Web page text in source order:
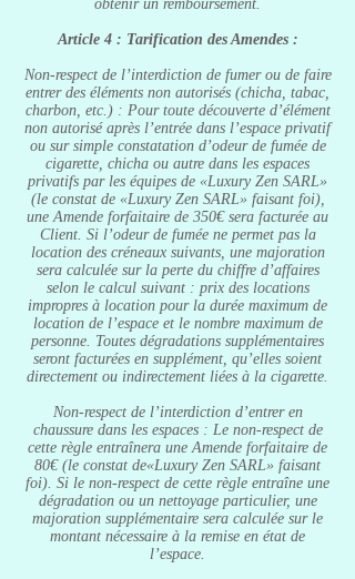
obtenir un remboursement.
Article 4 : Tarification des Amendes :
Non-respect de l’interdiction de fumer ou de faire
entrer des éléments non autorisés (chicha, tabac,
charbon, etc.) : Pour toute découverte d’élément
non autorisé après l’entrée dans l’espace privatif
ou sur simple constatation d’odeur de fumée de
cigarette, chicha ou autre dans les espaces
privatifs par les équipes de «Luxury Zen SARL»
(le constat de «Luxury Zen SARL» faisant foi),
une Amende forfaitaire de 350€ sera facturée au
Client. Si l’odeur de fumée ne permet pas la
location des créneaux suivants, une majoration
sera calculée sur la perte du chiffre d’affaires
selon le calcul suivant : prix des locations
impropres à location pour la durée maximum de
location de l’espace et le nombre maximum de
personne. Toutes dégradations supplémentaires
seront facturées en supplément, qu’elles soient
directement ou indirectement liées à la cigarette.
Non-respect de l’interdiction d’entrer en
chaussure dans les espaces : Le non-respect de
cette règle entraînera une Amende forfaitaire de
80€ (le constat de«Luxury Zen SARL» faisant
foi). Si le non-respect de cette règle entraîne une
dégradation ou un nettoyage particulier, une
majoration supplémentaire sera calculée sur le
montant nécessaire à la remise en état de
l’espace.